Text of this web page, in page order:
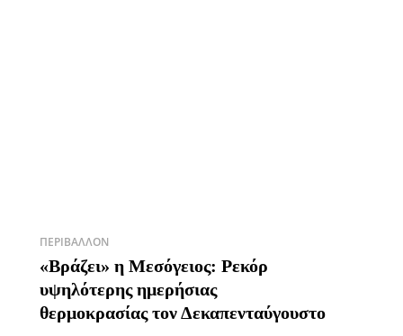
ΠΕΡΙΒΆΛΛΟΝ
«Βράζει» η Μεσόγειος: Ρεκόρ
υψηλότερης ημερήσιας
θερμοκρασίας τον Δεκαπενταύγουστο